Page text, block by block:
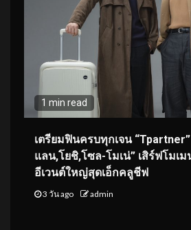
1 min read
เตรียมฟินครบทุกเจน
แลน,โยชิ,โซล-โมเน่” เสิร์ฟโมเ
อีเวนต์ใหญ่สุดเอ็กคลูชีฟ
3 วัน ago admin